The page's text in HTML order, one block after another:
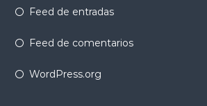
Feed de entradas
Feed de comentarios
WordPress.org